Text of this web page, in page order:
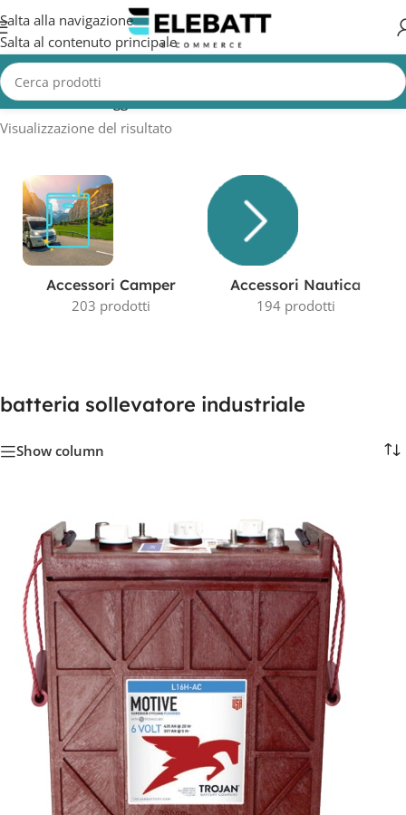
Salta alla navigazione
Salta al contenuto principale
Home/Prodotti taggati “batteria sollevatore industriale”
Visualizzazione del risultato
Accessori Camper
203 prodotti
Accessori Nautica
194 prodotti
batteria sollevatore industriale
Show column